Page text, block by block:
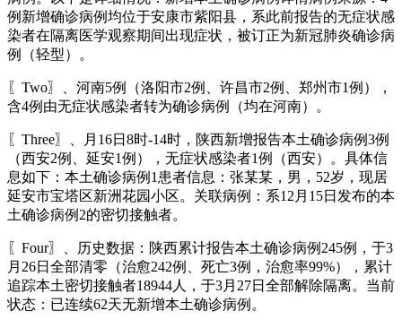
例新增确诊病例均位于安康市紫阳县，系此前报告的无症状感
染者在隔离医学观察期间出现症状，被订正为新冠肺炎确诊病
例（轻型）。
〖Two〗、河南5例（洛阳市2例、许昌市2例、郑州市1例），
含4例由无症状感染者转为确诊病例（均在河南）。
〖Three〗、月16日8时-14时，陕西新增报告本土确诊病例3例
（西安2例、延安1例），无症状感染者1例（西安）。具体信
息如下：本土确诊病例1患者信息：张某某，男，52岁，现居
延安市宝塔区新洲花园小区。关联病例：系12月15日发布的本
土确诊病例2的密切接触者。
〖Four〗、历史数据：陕西累计报告本土确诊病例245例，于3
月26日全部清零（治愈242例、死亡3例，治愈率99%），累计
追踪本土密切接触者18944人，于3月27日全部解除隔离。当前
状态：已连续62天无新增本土确诊病例。